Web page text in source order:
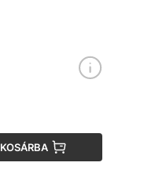
KOSÁRBA